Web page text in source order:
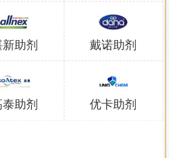
助剂 戴诺助剂
助剂 优卡助剂